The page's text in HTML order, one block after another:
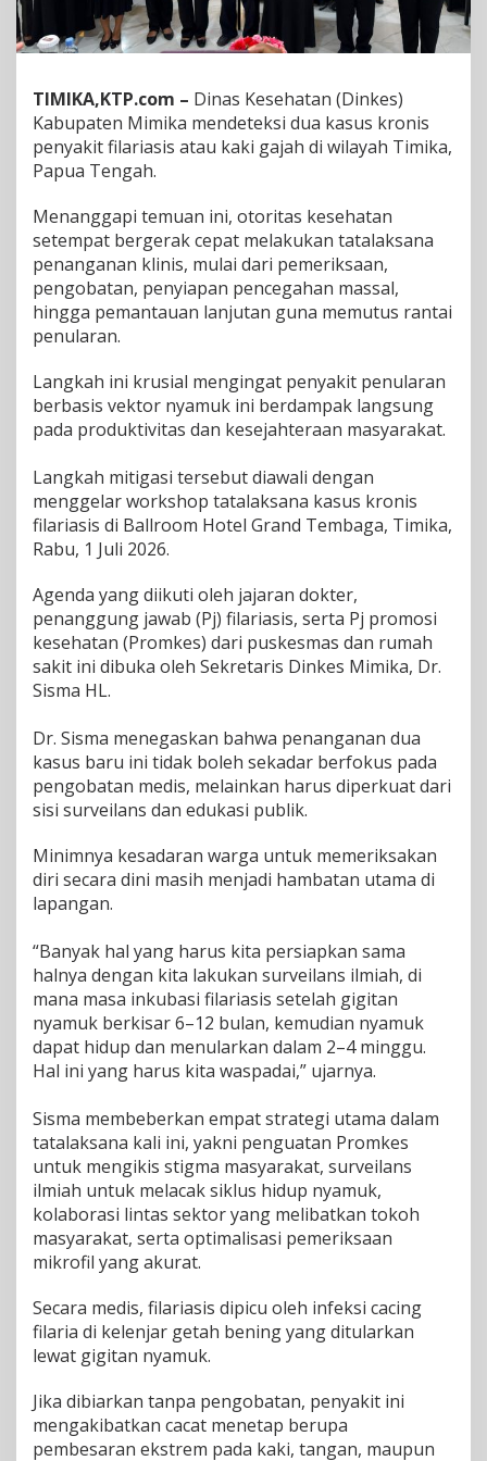
m
u
k
n
i
T
i
a
,
D
i
s
M
i
k
a
K
r
T
a
r
B
e
b
a
s
i
l
a
s
i
s
2
0
3
TIMIKA,KTP.com – Dinas Kesehatan (Dinkes)
Kabupaten Mimika mendeteksi dua kasus kronis
penyakit filariasis atau kaki gajah di wilayah Timika,
Papua Tengah.
Menanggapi temuan ini, otoritas kesehatan
setempat bergerak cepat melakukan tatalaksana
penanganan klinis, mulai dari pemeriksaan,
pengobatan, penyiapan pencegahan massal,
hingga pemantauan lanjutan guna memutus rantai
penularan.
Langkah ini krusial mengingat penyakit penularan
berbasis vektor nyamuk ini berdampak langsung
pada produktivitas dan kesejahteraan masyarakat.
Langkah mitigasi tersebut diawali dengan
menggelar workshop tatalaksana kasus kronis
filariasis di Ballroom Hotel Grand Tembaga, Timika,
Rabu, 1 Juli 2026.
Agenda yang diikuti oleh jajaran dokter,
penanggung jawab (Pj) filariasis, serta Pj promosi
kesehatan (Promkes) dari puskesmas dan rumah
sakit ini dibuka oleh Sekretaris Dinkes Mimika, Dr.
Sisma HL.
Dr. Sisma menegaskan bahwa penanganan dua
kasus baru ini tidak boleh sekadar berfokus pada
pengobatan medis, melainkan harus diperkuat dari
sisi surveilans dan edukasi publik.
Minimnya kesadaran warga untuk memeriksakan
diri secara dini masih menjadi hambatan utama di
lapangan.
“Banyak hal yang harus kita persiapkan sama
halnya dengan kita lakukan surveilans ilmiah, di
mana masa inkubasi filariasis setelah gigitan
nyamuk berkisar 6–12 bulan, kemudian nyamuk
dapat hidup dan menularkan dalam 2–4 minggu.
Hal ini yang harus kita waspadai,” ujarnya.
Sisma membeberkan empat strategi utama dalam
tatalaksana kali ini, yakni penguatan Promkes
untuk mengikis stigma masyarakat, surveilans
ilmiah untuk melacak siklus hidup nyamuk,
kolaborasi lintas sektor yang melibatkan tokoh
masyarakat, serta optimalisasi pemeriksaan
mikrofil yang akurat.
​Secara medis, filariasis dipicu oleh infeksi cacing
filaria di kelenjar getah bening yang ditularkan
lewat gigitan nyamuk.
Jika dibiarkan tanpa pengobatan, penyakit ini
mengakibatkan cacat menetap berupa
pembesaran ekstrem pada kaki, tangan, maupun